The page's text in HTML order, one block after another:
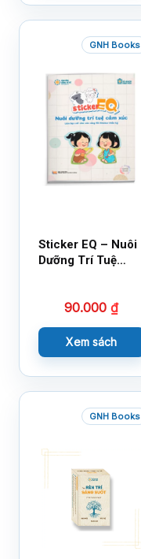
GNH Books
Sticker EQ – Nuôi
Dưỡng Trí Tuệ
Cùng 150 Sticker
90.000₫
Xem sách
GNH Books